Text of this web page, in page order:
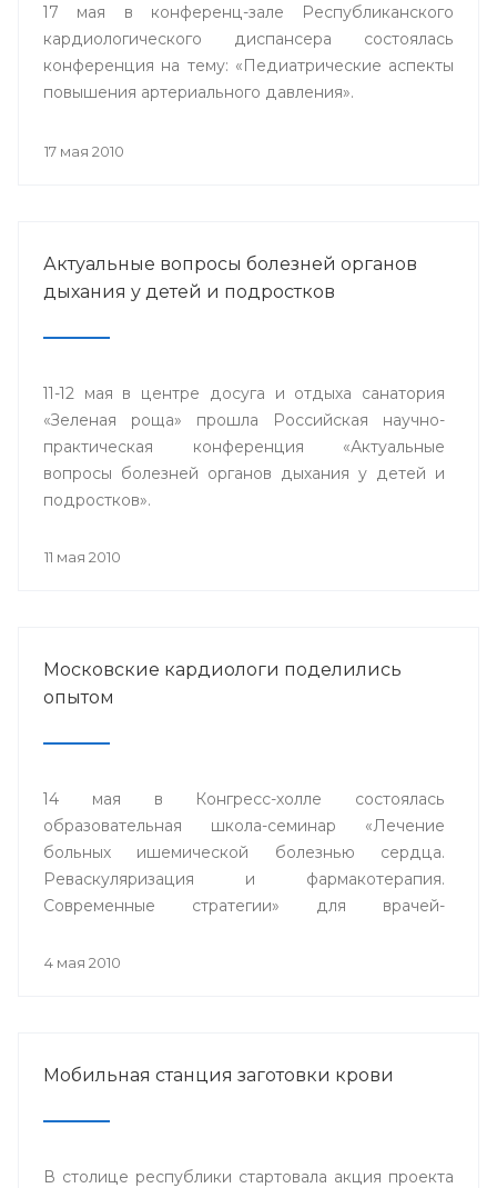
17 мая в конференц-зале Республиканского
кардиологического диспансера состоялась
конференция на тему: «Педиатрические аспекты
повышения артериального давления».
17 мая 2010
Актуальные вопросы болезней органов
дыхания у детей и подростков
11-12 мая в центре досуга и отдыха санатория
«Зеленая роща» прошла Российская научно-
практическая конференция «Актуальные
вопросы болезней органов дыхания у детей и
подростков».
11 мая 2010
Московские кардиологи поделились
опытом
14 мая в Конгресс-холле состоялась
образовательная школа-семинар «Лечение
больных ишемической болезнью сердца.
Реваскуляризация и фармакотерапия.
Современные стратегии» для врачей-
республики.
4 мая 2010
Мобильная станция заготовки крови
В столице республики стартовала акция проекта